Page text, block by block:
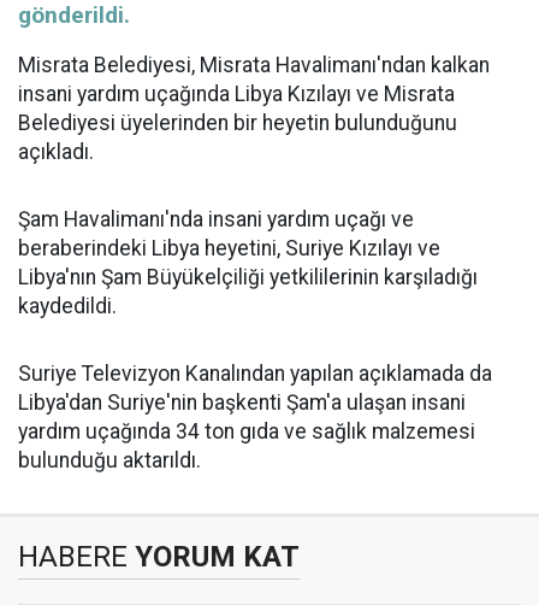
gönderildi.
Misrata Belediyesi, Misrata Havalimanı'ndan kalkan
insani yardım uçağında Libya Kızılayı ve Misrata
Belediyesi üyelerinden bir heyetin bulunduğunu
açıkladı.
Şam Havalimanı'nda insani yardım uçağı ve
beraberindeki Libya heyetini, Suriye Kızılayı ve
Libya'nın Şam Büyükelçiliği yetkililerinin karşıladığı
kaydedildi.
Suriye Televizyon Kanalından yapılan açıklamada da
Libya'dan Suriye'nin başkenti Şam'a ulaşan insani
yardım uçağında 34 ton gıda ve sağlık malzemesi
bulunduğu aktarıldı.
HABERE YORUM KAT